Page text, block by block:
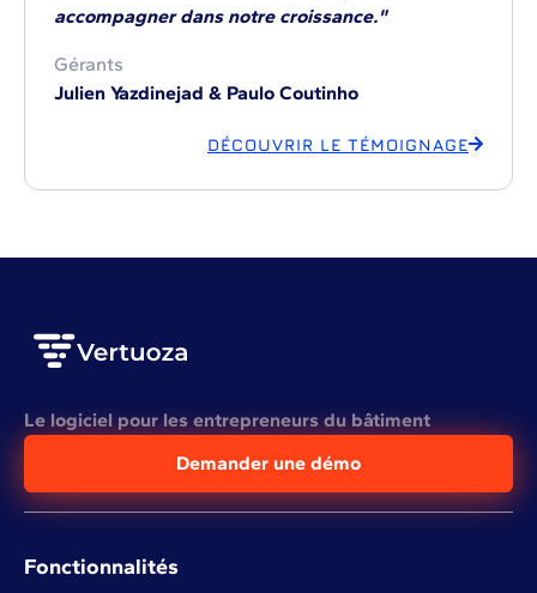
accompagner dans notre croissance."
Gérants
Julien Yazdinejad & Paulo Coutinho
DÉCOUVRIR LE TÉMOIGNAGE
Le logiciel pour les entrepreneurs du bâtiment
Demander une démo
Fonctionnalités